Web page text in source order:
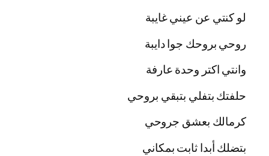
لو كنتي عن عيني غايبة
روحي بروحك جوا دايبة
وانتي اكتر وحدة عارفة
حلفتك بتفلي بتبقي بروحي
كرمالك بعشق جروحي
بتضلك أبدا ثابت بمكاني